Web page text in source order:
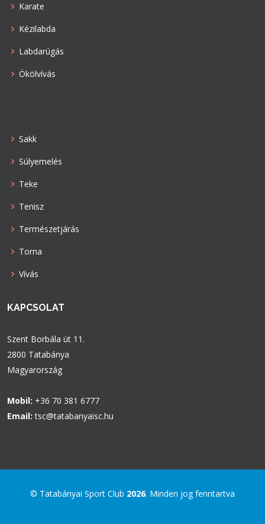
Karate
Kézilabda
Labdarúgás
Ökölvívás
Sakk
Súlyemelés
Teke
Tenisz
Természetjárás
Torna
Vívás
KAPCSOLAT
Szent Borbála út 11.
2800 Tatabánya
Magyarország
Mobil: +36 70 381 6777
Email: tsc@tatabanyaisc.hu
© Tatabányai Sport Club 2026. Minden jog fenntartva